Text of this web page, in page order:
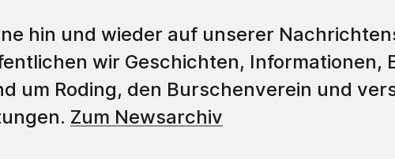
Humpen
Fahne
hin und wieder auf unserer
wir Geschichten, Informationen,
um Roding, den Burschenverein und
Zum Newsarchiv